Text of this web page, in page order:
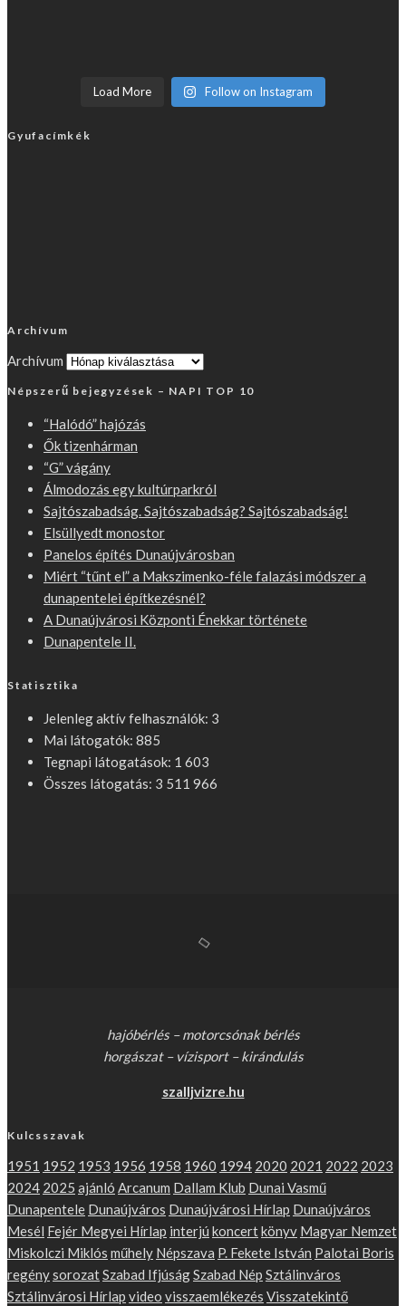
Load More Follow on Instagram
Gyufacímkék
Archívum
Archívum
Népszerű bejegyzések – NAPI TOP 10
“Halódó” hajózás
Ők tizenhárman
“G” vágány
Álmodozás egy kultúrparkról
Sajtószabadság. Sajtószabadság? Sajtószabadság!
Elsüllyedt monostor
Panelos építés Dunaújvárosban
Miért “tűnt el” a Makszimenko-féle falazási módszer a
dunapentelei építkezésnél?
A Dunaújvárosi Központi Énekkar története
Dunapentele II.
Statisztika
Jelenleg aktív felhasználók: 3
Mai látogatók: 885
Tegnapi látogatások: 1 603
Összes látogatás: 3 511 966
hajóbérlés – motorcsónak bérlés
horgászat – vízisport – kirándulás
szalljvizre.hu
Kulcsszavak
1951 1952 1953 1956 1958 1960 1994 2020 2021 2022 2023
2024 2025 ajánló Arcanum Dallam Klub Dunai Vasmű
Dunapentele Dunaújváros Dunaújvárosi Hírlap Dunaújváros
Mesél Fejér Megyei Hírlap interjú koncertkönyv Magyar Nemzet
Miskolczi Miklós műhely Népszava P. Fekete István Palotai Boris
regénysorozatSzabad IfjúságSzabad Nép Sztálinváros
Sztálinvárosi Hírlap video visszaemlékezés Visszatekintő